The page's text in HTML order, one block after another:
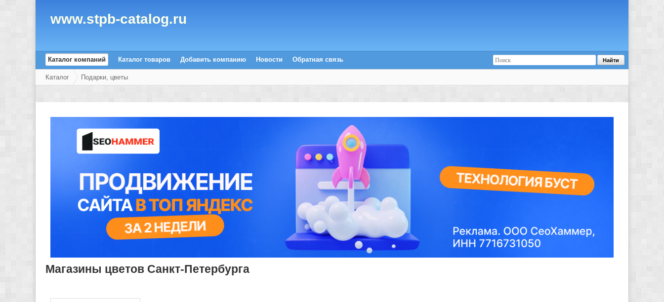
www.stpb-catalog.ru
Каталог компаний Каталог товаров Добавить компанию Новости Обратная связь
Каталог Подарки, цветы
Магазины цветов Санкт-Петербурга